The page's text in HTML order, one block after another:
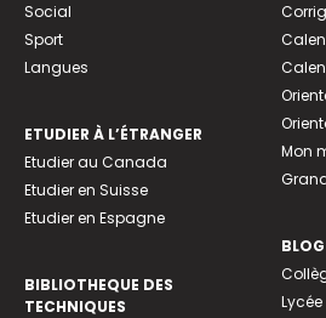
Social
Sport
Langues
ETUDIER À L’ÉTRANGER
Etudier au Canada
Etudier en Suisse
Etudier en Espagne
BIBLIOTHEQUE DES
TECHNIQUES
Mon
BLOG
Lycée